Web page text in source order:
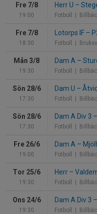
Fre 7/8
19:00
Herr U –
Fotboll |
Fre 7/8
18:30
Lotorps IF –
Fotboll |
Mån 3/8
19:30
Dam A –
Fotboll |
Sön 28/6
17:30
Dam U –
Fotboll |
Sön 28/6
17:30
Dam A Div 3 –
Fotboll |
Fre 26/6
19:00
Dam A –
Fotboll |
Tor 25/6
19:30
Herr –
Fotboll |
Ons 24/6
19:30
Dam A Div 3 –
Fotboll |